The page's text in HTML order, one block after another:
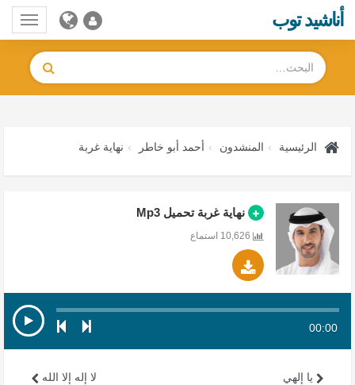
أناشيد توب
الرئيسية المنشدون أحمد أبو خاطر نهاية غربة
نهاية غربة تحميل Mp3
00:00
لا إله إلا الله يا إلهي